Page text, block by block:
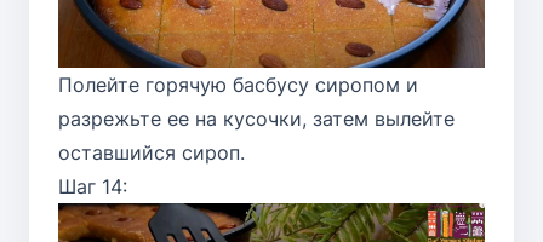
Полейте горячую басбусу сиропом и
разрежьте ее на кусочки, затем вылейте
оставшийся сироп.
Шаг 14: